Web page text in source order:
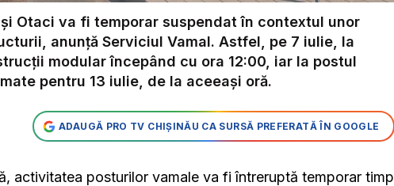
Otaci va fi temporar suspendat în contextul unor
anunță Serviciul Vamal. Astfel, pe 7 iulie, la
modular începând cu ora 12:00, iar la postul
pentru 13 iulie, de la aceeași oră.
ADAUGĂ PRO TV CHIȘINĂU CA SURSĂ PREFERATĂ ÎN GOOGLE
activitatea posturilor vamale va fi întreruptă temporar timp